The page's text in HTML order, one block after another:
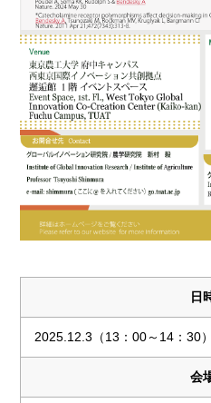
日
2025.12.3（13：00～14：30）
会